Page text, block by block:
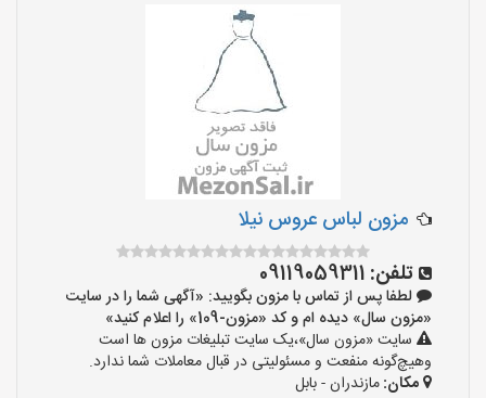
مزون لباس عروس نیلا
تلفن: 09119059311
لطفا پس از تماس با مزون بگویید: «آگهی شما را در سایت
«مزون سال» دیده ام و کد «مزون-109» را اعلام کنید»
سایت «مزون سال»،یک سایت تبلیغات مزون ها است
وهیچ‌گونه منفعت و مسئولیتی در قبال معاملات شما ندارد.
مکان:مازندران - بابل